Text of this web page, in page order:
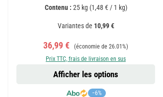
Contenu : 25 kg (1,48 € / 1 kg)
Variantes de 10,99 €
Prix de vente :
36,99 € Prix régulier :
(économie de 26.01%)
Prix TTC, frais de livraison en sus
−6%
Afficher les options